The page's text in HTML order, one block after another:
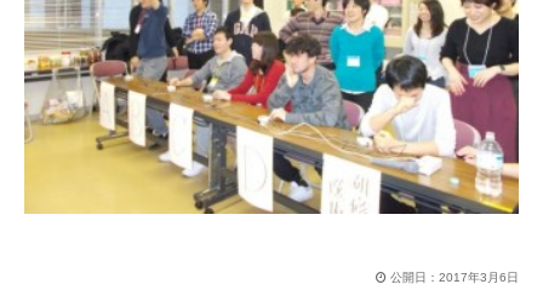
公開日： 2017年3月6日